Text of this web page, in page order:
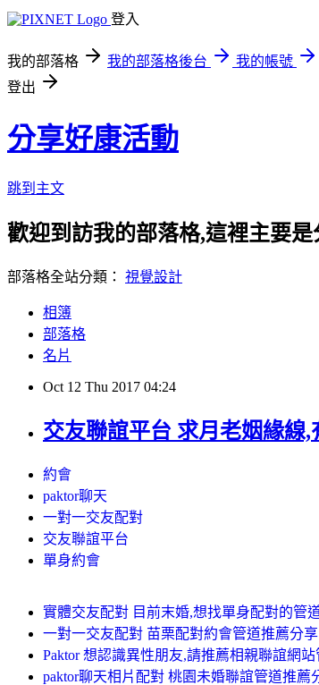
登入
我的部落格 我的部落格後台
我的帳號
登出
分享好康活動
跳到主文
歡迎到訪我的部落格,這裡主要
部落格全站分類： 視覺設計
相簿
部落格
名片
Oct 12 Thu 2017 04:24
交友聯誼平台 求月老姻緣線
約會
paktor聊天
一對一交友配對
交友聯誼平台
單身約會
實體交友配對 目前末婚,想找單身配對的管
一對一交友配對 苗栗配對約會管道推薦分
Paktor 想認識異性朋友,請推薦相親聯誼網站
paktor聊天相片配對 桃園未婚聯誼管道推薦